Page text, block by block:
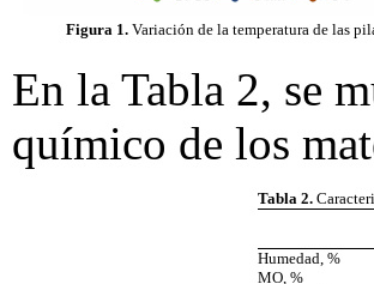
Figura 1. Variación de la temperatura de las
En la Tabla 2, se
químico de los
Tabla 2.
Humedad, %
MO, %